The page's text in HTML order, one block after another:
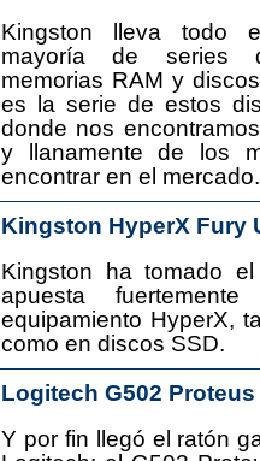
Kingston lleva todo
mayoría de series
memorias RAM y
es la serie de estos
donde nos
y llanamente de los
encontrar en el mercado.
Kingston HyperX Fury
Kingston ha tomado
apuesta
equipamiento HyperX,
como en discos SSD.
Logitech G502 Proteus
Y por fin llegó el ratón